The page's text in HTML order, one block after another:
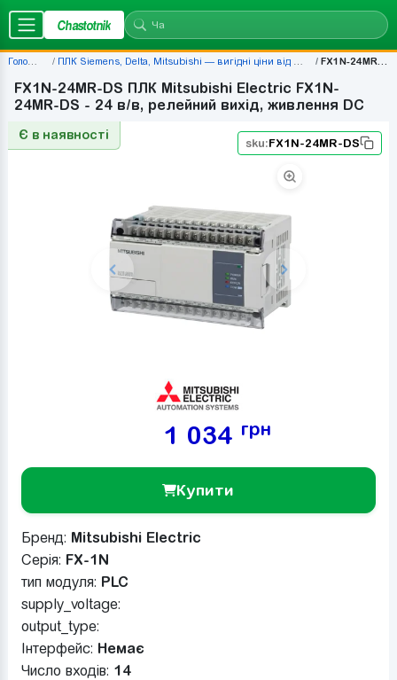
Chastotnik
Головна ПЛК Siemens, Delta, Mitsubishi — вигідні ціни від 677 грн FX1N-24MR-DS
FX1N-24MR-DS ПЛК Mitsubishi Electric FX1N-
24MR-DS - 24 в/в, релейний вихід, живлення DC
Є в наявності
sku:FX1N-24MR-DS
1 034 грн
Купити
Бренд: Mitsubishi Electric
Серія: FX-1N
тип модуля: PLC
supply_voltage:
output_type:
Інтерфейс: Немає
Число входів: 14